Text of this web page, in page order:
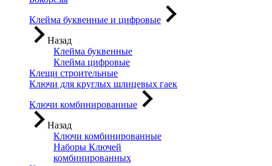
Клейма буквенные и цифровые
Назад
Клейма буквенные
Клейма цифровые
Клещи строительные
Ключи для круглых шлицевых гаек
Ключи комбинированные
Назад
Ключи комбинированные
Наборы Ключей
комбинированных